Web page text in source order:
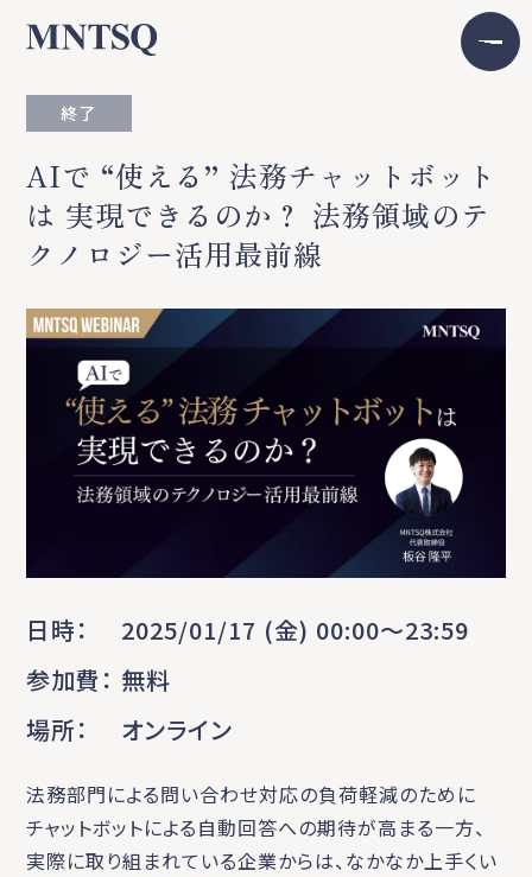
終了
AIで “使える” 法務チャットボット
は 実現できるのか？ 法務領域のテ
クノロジー活用最前線
日時
2025/01/17 (金) 00:00〜23:59
参加費
無料
場所
オンライン
法務部門による問い合わせ対応の負荷軽減のために
チャットボットによる自動回答への期待が高まる一方、
実際に取り組まれている企業からは、なかなか上手くい